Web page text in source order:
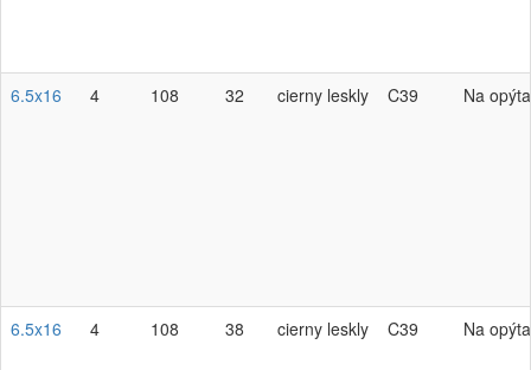
6.5x16 4 108 32 cierny leskly C39 Na
6.5x16 4 108 38 cierny leskly C39 Na